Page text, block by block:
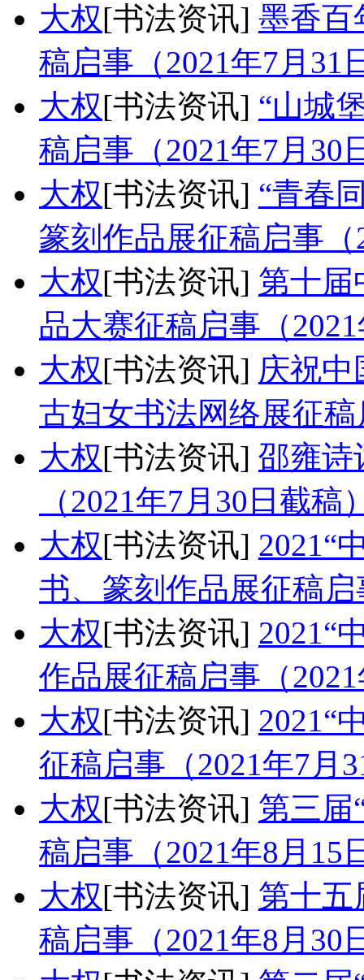
大权[书法资讯] 墨香
稿启事（2021年7月31
大权[书法资讯] “山城
稿启事（2021年7月30
大权[书法资讯] “青春
篆刻作品展征稿启事
大权[书法资讯] 第十届
品大赛征稿启事（
大权[书法资讯] 庆祝
古妇女书法网络展征
大权[书法资讯] 邵雍诗
（2021年7月30日截稿
大权[书法资讯] 2021“
书、篆刻作品展征稿
大权[书法资讯] 2021“
作品展征稿启事（
大权[书法资讯] 2021“
征稿启事（2021年7月
大权[书法资讯] 第三届
稿启事（2021年8月15
大权[书法资讯] 第十五
稿启事（2021年8月30